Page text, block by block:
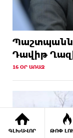
ԳԼԽԱՎՈՐ ԹՈՓ
Դավիթ
16 ՕՐ ԱՌԱՋ